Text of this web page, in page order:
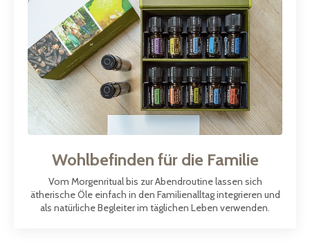
Wohlbefinden für die Familie
Vom Morgenritual bis zur Abendroutine lassen sich
ätherische Öle einfach in den Familienalltag integrieren und
als natürliche Begleiter im täglichen Leben verwenden.